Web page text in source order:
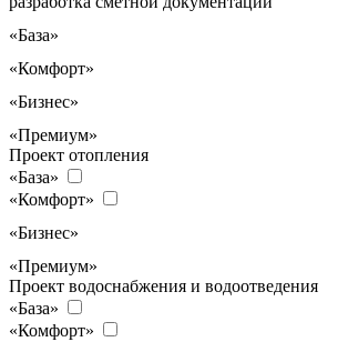
«База»
«Комфорт»
«Бизнес»
«Премиум»
Проект отопления
«База»
«Комфорт»
«Бизнес»
«Премиум»
Проект водоснабжения и водоотведения
«База»
«Комфорт»